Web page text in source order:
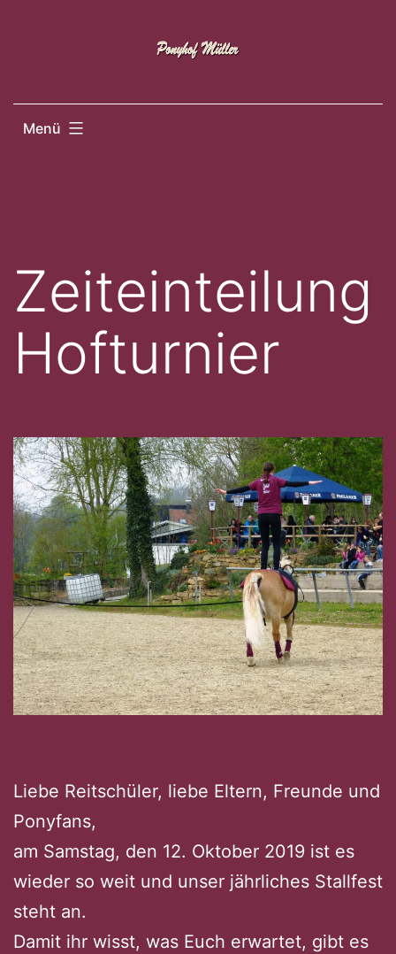
Menü
Zeiteinteilung
Hofturnier
Liebe Reitschüler, liebe Eltern, Freunde und
Ponyfans,
am Samstag, den 12. Oktober 2019 ist es
wieder so weit und unser jährliches Stallfest
steht an.
Damit ihr wisst, was Euch erwartet, gibt es